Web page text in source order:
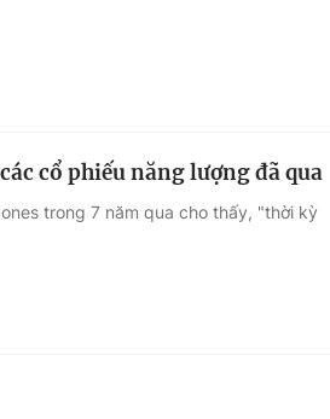
cổ phiếu năng lượng đã qua
trong 7 năm qua cho thấy, "thời kỳ